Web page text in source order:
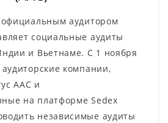
официальным аудитором
социальные аудиты
и Вьетнаме. С 1 ноября
аудиторские компании,
AAC и
на платформе Sedex
независимые аудиты